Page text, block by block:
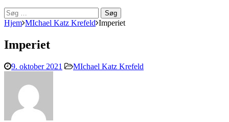
Søg
efter:
Hjem MIchael Katz Krefeld Imperiet
Imperiet
9. oktober 2021 MIchael Katz Krefeld